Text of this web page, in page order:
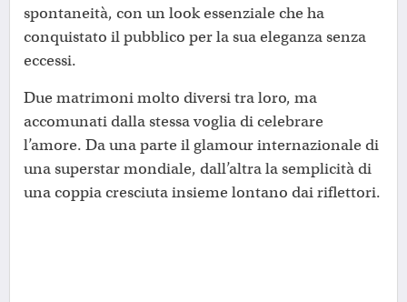
spontaneità, con un look essenziale che ha
conquistato il pubblico per la sua eleganza senza
eccessi.
Due matrimoni molto diversi tra loro, ma
accomunati dalla stessa voglia di celebrare
l’amore. Da una parte il glamour internazionale di
una superstar mondiale, dall’altra la semplicità di
una coppia cresciuta insieme lontano dai riflettori.